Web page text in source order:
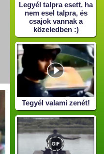
Legyél talpra esett, ha
nem esel talpra, és
csajok vannak a
közeledben :)
Tegyél valami zenét!